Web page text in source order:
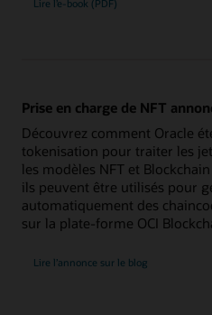
Lire l’e-book (PDF)
Prise en charge de NFT
Découvrez comment Oracle
tokenisation pour traiter les
les modèles NFT et
ils peuvent être utilisés pour
automatiquement des
sur la plate-forme OCI
Lire l’annonce sur le blog